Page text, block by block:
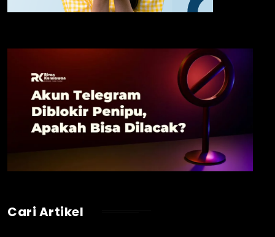
Cari Artikel